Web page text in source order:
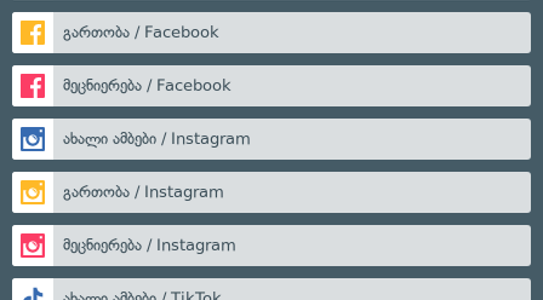
გართობა / Facebook
მეცნიერება / Facebook
ახალი ამბები / Instagram
გართობა / Instagram
მეცნიერება / Instagram